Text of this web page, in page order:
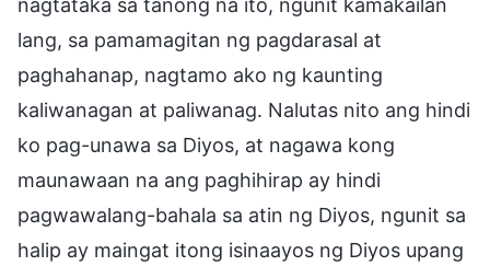
lang, sa pamamagitan ng pagdarasal at
paghahanap, nagtamo ako ng kaunting
kaliwanagan at paliwanag. Nalutas nito ang hindi
ko pag-unawa sa Diyos, at nagawa kong
maunawaan na ang paghihirap ay hindi
pagwawalang-bahala sa atin ng Diyos, ngunit sa
halip ay maingat itong isinaayos ng Diyos upang